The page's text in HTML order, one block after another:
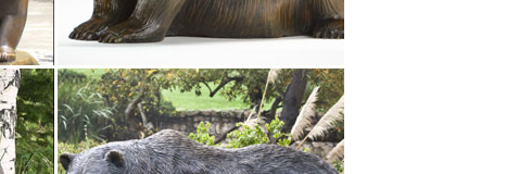
примеру, бизнесмену подойдет символСадовые
богов, героев мифов.Скульптура "Фортуна – 4".